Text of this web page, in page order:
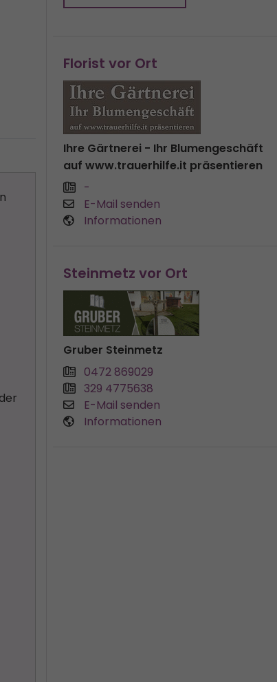
Florist vor Ort
Ihre Gärtnerei - Ihr Blumengeschäft
auf www.trauerhilfe.it präsentieren
-
E-Mail senden
Informationen
Steinmetz vor Ort
Gruber Steinmetz
0472 869029
329 4775638
E-Mail senden
Informationen